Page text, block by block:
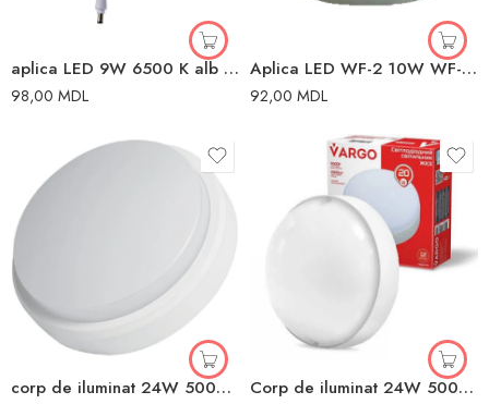
aplica LED 9W 6500 K alb alb
98,00 MDL
Aplica LED WF-2 10W WF-2 WF-2 IP64 LUMINA LED
92,00 MDL
corp de iluminat 24W 5000K alb IP54 alb Corp de iluminat 24W 5000K alb IP54 Vargo